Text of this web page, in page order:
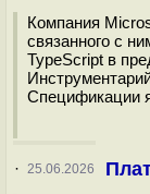
Компания
связанного с
TypeScript в
Спецификации
· 25.06.2026